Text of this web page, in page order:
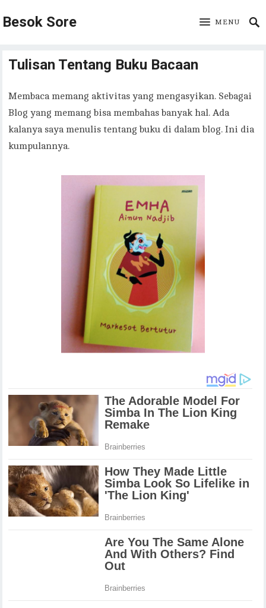
Besok Sore MENU
Tulisan Tentang Buku Bacaan
Membaca memang aktivitas yang mengasyikan. Sebagai
Blog yang memang bisa membahas banyak hal. Ada
kalanya saya menulis tentang buku di dalam blog. Ini dia
kumpulannya.